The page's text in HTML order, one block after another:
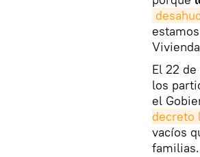
El 22
los
el
decreto
vacíos
familias.